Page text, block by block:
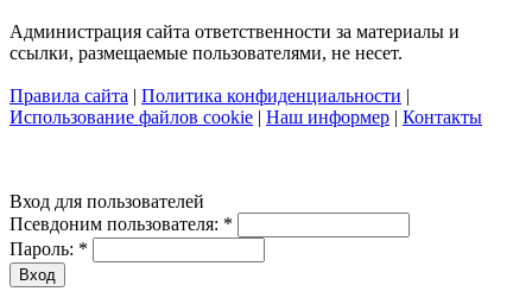
Администрация сайта ответственности за материалы и
ссылки, размещаемые пользователями, не несет.
Правила сайта | Политика конфиденциальности |
Использование файлов cookie | Наш информер | Контакты
Вход для пользователей
Псевдоним пользователя: *
Пароль: *